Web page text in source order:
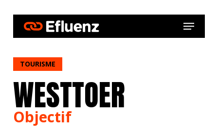
Menu
TOURISME
WESTTOER
Objectif